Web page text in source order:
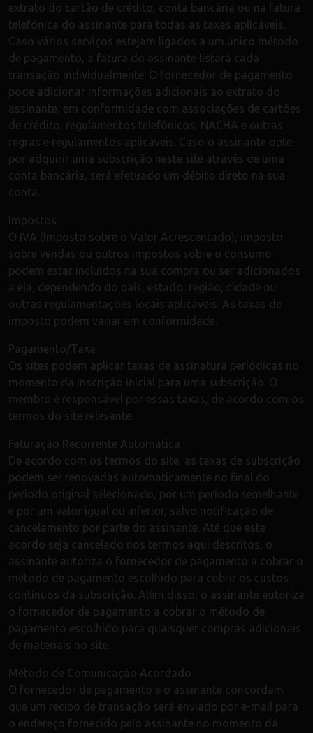
extrato do cartão de crédito, conta bancária ou na fatura
telefónica do assinante para todas as taxas aplicáveis.
Caso vários serviços estejam ligados a um único método
de pagamento, a fatura do assinante listará cada
transação individualmente. O fornecedor de pagamento
pode adicionar informações adicionais ao extrato do
assinante, em conformidade com associações de cartões
de crédito, regulamentos telefónicos, NACHA e outras
regras e regulamentos aplicáveis. Caso o assinante opte
por adquirir uma subscrição neste site através de uma
conta bancária, será efetuado um débito direto na sua
conta.
Impostos
O IVA (Imposto sobre o Valor Acrescentado), imposto
sobre vendas ou outros impostos sobre o consumo
podem estar incluídos na sua compra ou ser adicionados
a ela, dependendo do país, estado, região, cidade ou
outras regulamentações locais aplicáveis. As taxas de
imposto podem variar em conformidade.
Pagamento/Taxa
Os sites podem aplicar taxas de assinatura periódicas no
momento da inscrição inicial para uma subscrição. O
membro é responsável por essas taxas, de acordo com os
termos do site relevante.
Faturação Recorrente Automática
De acordo com os termos do site, as taxas de subscrição
podem ser renovadas automaticamente no final do
período original selecionado, por um período semelhante
e por um valor igual ou inferior, salvo notificação de
cancelamento por parte do assinante. Até que este
acordo seja cancelado nos termos aqui descritos, o
assinante autoriza o fornecedor de pagamento a cobrar o
método de pagamento escolhido para cobrir os custos
contínuos da subscrição. Além disso, o assinante autoriza
o fornecedor de pagamento a cobrar o método de
pagamento escolhido para quaisquer compras adicionais
de materiais no site.
Método de Comunicação Acordado
O fornecedor de pagamento e o assinante concordam
que um recibo de transação será enviado por e-mail para
o endereço fornecido pelo assinante no momento da